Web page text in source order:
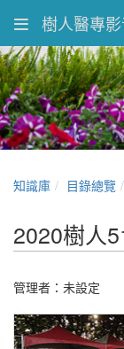
樹人醫專
知識庫 目錄總覽
2020樹人
管理者：未設定